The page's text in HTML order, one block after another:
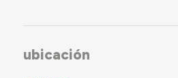
ubicación